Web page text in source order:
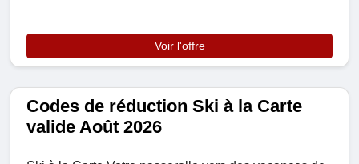
Voir l'offre
Codes de réduction Ski à la Carte
valide Août 2026